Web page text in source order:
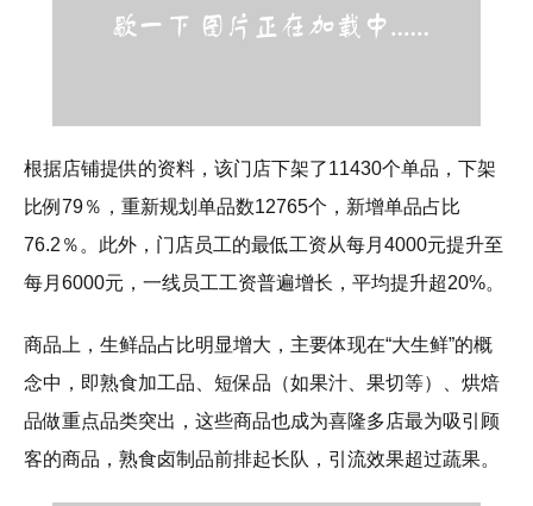
根据店铺提供的资料，该门店下架了11430个单品，下架
比例79％，重新规划单品数12765个，新增单品占比
76.2％。此外，门店员工的最低工资从每月4000元提升至
每月6000元，一线员工工资普遍增长，平均提升超20%。
商品上，生鲜品占比明显增大，主要体现在“大生鲜”的概
念中，即熟食加工品、短保品（如果汁、果切等）、烘焙
品做重点品类突出，这些商品也成为喜隆多店最为吸引顾
客的商品，熟食卤制品前排起长队，引流效果超过蔬果。